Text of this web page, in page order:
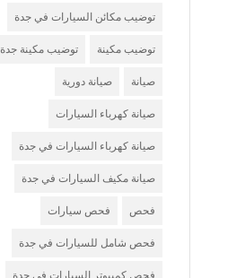
توضيب مكائن السيارات في جدة
توضيب مكينة توضيب مكينة جدة
صيانة صيانة دورية
صيانة كهرباء السيارات
صيانة كهرباء السيارات في جدة
صيانة مكيف السيارات في جدة
فحص فحص سيارات
فحص شامل للسيارات في جدة
فحص كمبيوتر السيارات في جدة